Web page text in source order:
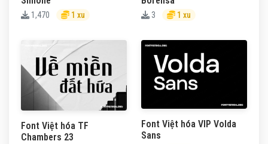
1,470 1 xu 3 1 xu
Font Việt hóa TF
Chambers 23
Font Việt hóa VIP Volda
Sans